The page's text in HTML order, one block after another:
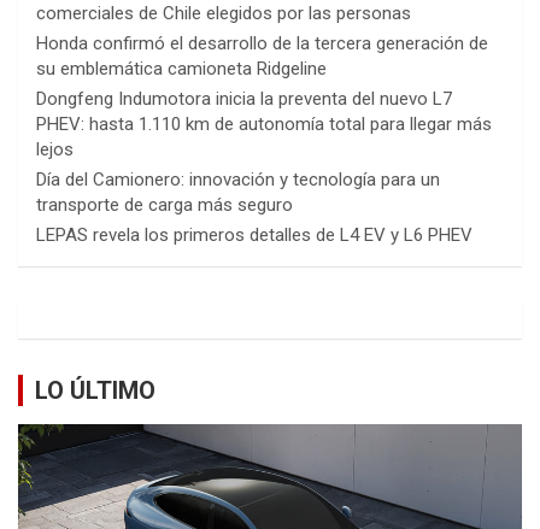
comerciales de Chile elegidos por las personas
Honda confirmó el desarrollo de la tercera generación de
su emblemática camioneta Ridgeline
Dongfeng Indumotora inicia la preventa del nuevo L7
PHEV: hasta 1.110 km de autonomía total para llegar más
lejos
Día del Camionero: innovación y tecnología para un
transporte de carga más seguro
LEPAS revela los primeros detalles de L4 EV y L6 PHEV
LO ÚLTIMO